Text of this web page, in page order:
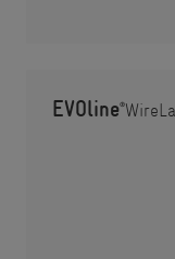
EVOline®